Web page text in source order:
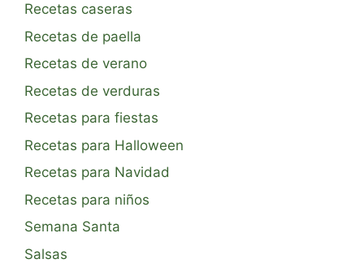
Recetas caseras
Recetas de paella
Recetas de verano
Recetas de verduras
Recetas para fiestas
Recetas para Halloween
Recetas para Navidad
Recetas para niños
Semana Santa
Salsas